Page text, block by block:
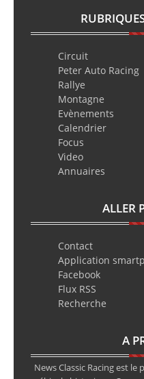
Circuit
Peter Auto Racing
Rallye
Montagne
Evènements
Calendrier
Focus
Video
Annuaires
ALLER
Contact
Application
Facebook
Flux RSS
Recherche
A
News Classic Racing est le